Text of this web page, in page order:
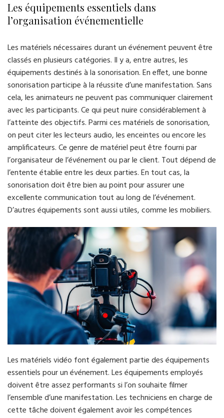
Les équipements essentiels dans
l’organisation événementielle
Les matériels nécessaires durant un événement peuvent être
classés en plusieurs catégories. Il y a, entre autres, les
équipements destinés à la sonorisation. En effet, une bonne
sonorisation participe à la réussite d’une manifestation. Sans
cela, les animateurs ne peuvent pas communiquer clairement
avec les participants. Ce qui peut nuire considérablement à
l’atteinte des objectifs. Parmi ces matériels de sonorisation,
on peut citer les lecteurs audio, les enceintes ou encore les
amplificateurs. Ce genre de matériel peut être fourni par
l’organisateur de l’événement ou par le client. Tout dépend de
l’entente établie entre les deux parties. En tout cas, la
sonorisation doit être bien au point pour assurer une
excellente communication tout au long de l’événement.
D’autres équipements sont aussi utiles, comme les mobiliers.
Les matériels vidéo font également partie des équipements
essentiels pour un événement. Les équipements employés
doivent être assez performants si l’on souhaite filmer
l’ensemble d’une manifestation. Les techniciens en charge de
cette tâche doivent également avoir les compétences